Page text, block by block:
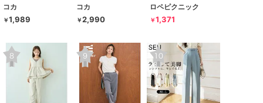
コカ
￥1,989
コカ
￥2,990
ロペピクニック
￥1,371